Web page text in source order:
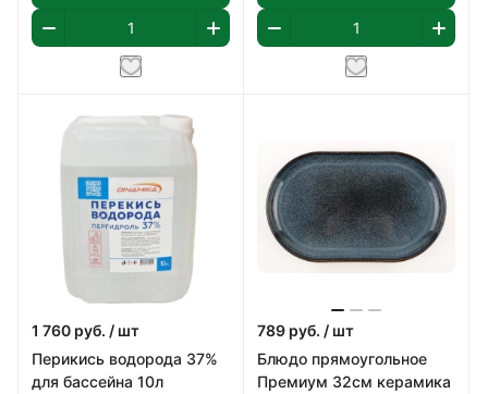
1 760 руб. / шт
Перикись водорода 37%
для бассейна 10л
789 руб. / шт
Блюдо прямоугольное
Премиум 32см керамика